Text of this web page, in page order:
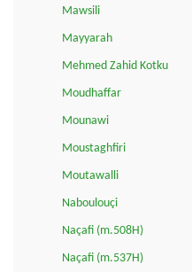
Mawsili
Mayyarah
Mehmed Zahid Kotku
Moudhaffar
Mounawi
Moustaghfiri
Moutawalli
Naboulouçi
Naçafi (m.508H)
Naçafi (m.537H)